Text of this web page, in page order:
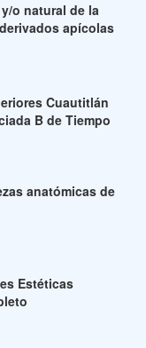
o natural de la
apícolas
Cuautitlán
B de Tiempo
anatómicas de
Estéticas